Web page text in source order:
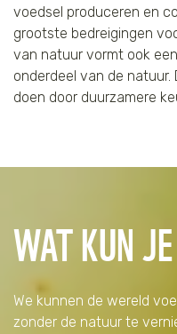
voedsel produceren en
grootste bedreigingen
van natuur vormt ook
onderdeel van de
doen door duurzamere
WAT KUN
We kunnen de wereld
zonder de natuur te
Neushoorn
Olifant
Orang-oetan
Tijger
IJsbeer